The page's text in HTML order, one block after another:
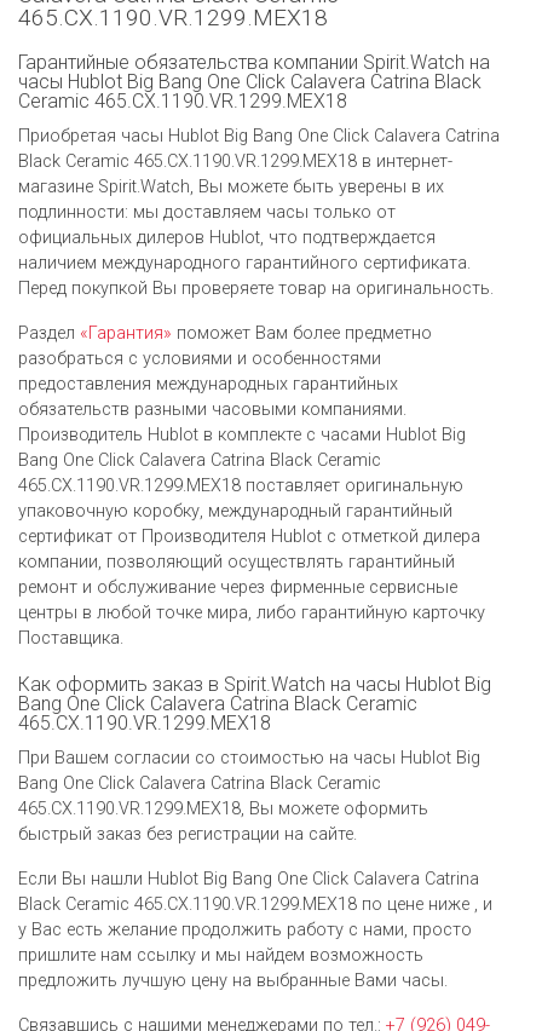
465.CX.1190.VR.1299.MEX18
Гарантийные обязательства компании Spirit.Watch на
часы Hublot Big Bang One Click Calavera Catrina Black
Ceramic 465.CX.1190.VR.1299.MEX18
Приобретая часы Hublot Big Bang One Click Calavera Catrina
Black Ceramic 465.CX.1190.VR.1299.MEX18 в интернет-
магазине Spirit.Watch, Вы можете быть уверены в их
подлинности: мы доставляем часы только от
официальных дилеров Hublot, что подтверждается
наличием международного гарантийного сертификата.
Перед покупкой Вы проверяете товар на оригинальность.
Раздел «Гарантия» поможет Вам более предметно
разобраться с условиями и особенностями
предоставления международных гарантийных
обязательств разными часовыми компаниями.
Производитель Hublot в комплекте с часами Hublot Big
Bang One Click Calavera Catrina Black Ceramic
465.CX.1190.VR.1299.MEX18 поставляет оригинальную
упаковочную коробку, международный гарантийный
сертификат от Производителя Hublot c отметкой дилера
компании, позволяющий осуществлять гарантийный
ремонт и обслуживание через фирменные сервисные
центры в любой точке мира, либо гарантийную карточку
Поставщика.
Как оформить заказ в Spirit.Watch на часы Hublot Big
Bang One Click Calavera Catrina Black Ceramic
465.CX.1190.VR.1299.MEX18
При Вашем согласии со стоимостью на часы Hublot Big
Bang One Click Calavera Catrina Black Ceramic
465.CX.1190.VR.1299.MEX18, Вы можете оформить
быстрый заказ без регистрации на сайте.
Если Вы нашли Hublot Big Bang One Click Calavera Catrina
Black Ceramic 465.CX.1190.VR.1299.MEX18 по цене ниже , и
у Вас есть желание продолжить работу с нами, просто
пришлите нам ссылку и мы найдем возможность
предложить лучшую цену на выбранные Вами часы.
Связавшись с нашими менеджерами по тел.: +7 (926) 049-